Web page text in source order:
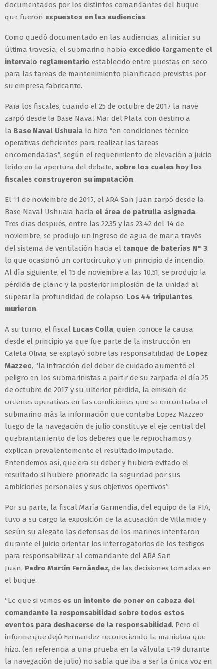
documentados por los distintos comandantes del buque
que fueron expuestos en las audiencias.
Como quedó documentado en las audiencias, al iniciar su
última travesía, el submarino había excedido largamente el
intervalo reglamentario establecido entre puestas en seco
para las tareas de mantenimiento planificado previstas por
su empresa fabricante.
Para los fiscales, cuando el 25 de octubre de 2017 la nave
zarpó desde la Base Naval Mar del Plata con destino a
la Base Naval Ushuaia lo hizo "en condiciones técnico
operativas deficientes para realizar las tareas
encomendadas", según el requerimiento de elevación a juicio
leído en la apertura del debate, sobre los cuales hoy los
fiscales construyeron su imputación.
El 11 de noviembre de 2017, el ARA San Juan zarpó desde la
Base Naval Ushuaia hacia el área de patrulla asignada.
Tres días después, entre las 22.35 y las 23.42 del 14 de
noviembre, se produjo un ingreso de agua de mar a través
del sistema de ventilación hacia el tanque de baterías N° 3,
lo que ocasionó un cortocircuito y un principio de incendio.
Al día siguiente, el 15 de noviembre a las 10.51, se produjo la
pérdida de plano y la posterior implosión de la unidad al
superar la profundidad de colapso. Los 44 tripulantes
murieron.
A su turno, el fiscal Lucas Colla, quien conoce la causa
desde el principio ya que fue parte de la instrucción en
Caleta Olivia, se explayó sobre las responsabilidad de Lopez
Mazzeo, “la infracción del deber de cuidado aumentó el
peligro en los submarinistas a partir de su zarpada el día 25
de octubre de 2017 y su ulterior pérdida, la emisión de
ordenes operativas en las condiciones que se encontraba el
submarino más la información que contaba Lopez Mazzeo
luego de la navegación de julio constituye el eje central del
quebrantamiento de los deberes que le reprochamos y
explican prevalentemente el resultado imputado.
Entendemos así, que era su deber y hubiera evitado el
resultado si hubiere priorizado la seguridad por sus
ambiciones personales y sus objetivos opertivos”.
Por su parte, la fiscal María Garmendia, del equipo de la PIA,
tuvo a su cargo la exposición de la acusación de Villamide y
según su alegato las defensas de los marinos intentaron
durante el juicio orientar los interrogatorios de los testigos
para responsabilizar al comandante del ARA San
Juan, Pedro Martín Fernández, de las decisiones tomadas en
el buque.
“Lo que si vemos es un intento de poner en cabeza del
comandante la responsabilidad sobre todos estos
eventos para deshacerse de la responsabilidad. Pero el
informe que dejó Fernandez reconociendo la maniobra que
hizo, (en referencia a una prueba en la válvula E-19 durante
la navegación de julio) no sabía que iba a ser la única voz en